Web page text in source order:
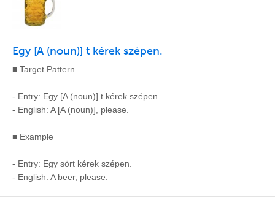
Egy [A (noun)] t kérek szépen.
■ Target Pattern
- Entry: Egy [A (noun)] t kérek szépen.
- English: A [A (noun)], please.
■ Example
- Entry: Egy sört kérek szépen.
- English: A beer, please.